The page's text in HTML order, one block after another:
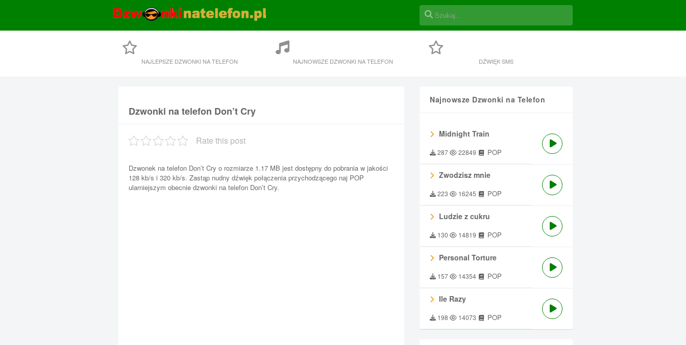
NAJLEPSZE DZWONKI NA TELEFON NAJNOWSZE DZWONKI NA TELEFON DŹWIĘK SMS
Dzwonki na telefon Don’t Cry
Rate this post
Dzwonek na telefon Don’t Cry o rozmiarze 1.17 MB jest dostępny do pobrania w jakości
128 kb/s i 320 kb/s. Zastąp nudny dźwięk połączenia przychodzącego naj POP
ularniejszym obecnie dzwonki na telefon Don’t Cry.
Najnowsze Dzwonki na Telefon
Midnight Train
287 22849 POP
Zwodzisz mnie
223 16245 POP
Ludzie z cukru
130 14819 POP
Personal Torture
157 14354 POP
Ile Razy
198 14073 POP